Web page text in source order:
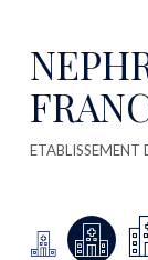
ETABLISSEMENT